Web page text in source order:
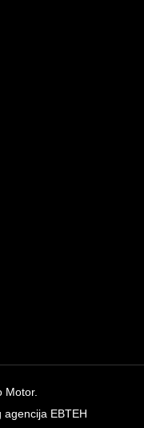
Motor.
agencija EBTEH